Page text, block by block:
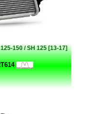
150 / SH 125 [13-17]